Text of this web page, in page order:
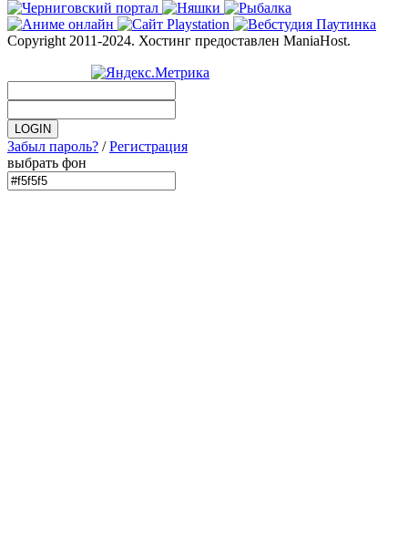
Copyright 2011-2024. Хостинг предоставлен ManiaHost.
Забыл пароль? /Регистрация
выбрать фон